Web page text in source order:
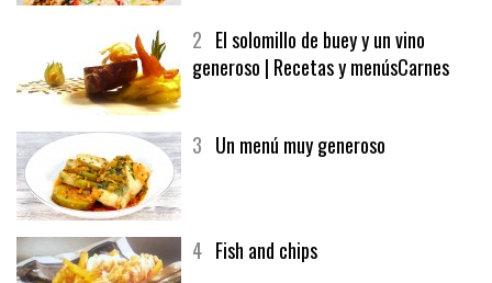
2 El solomillo de buey y un vino
generoso | Recetas y menúsCarnes
3 Un menú muy generoso
4 Fish and chips